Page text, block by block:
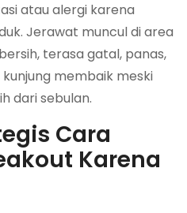
atau alergi karena
Jerawat muncul di area
terasa gatal, panas,
membaik meski
dari sebulan.
Cara
Karena